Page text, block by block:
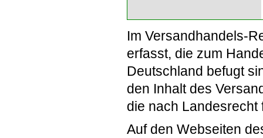
Im Versandhandels-
erfasst, die zum
Deutschland befugt
den Inhalt des
die nach Landesrecht
Auf den Webseiten